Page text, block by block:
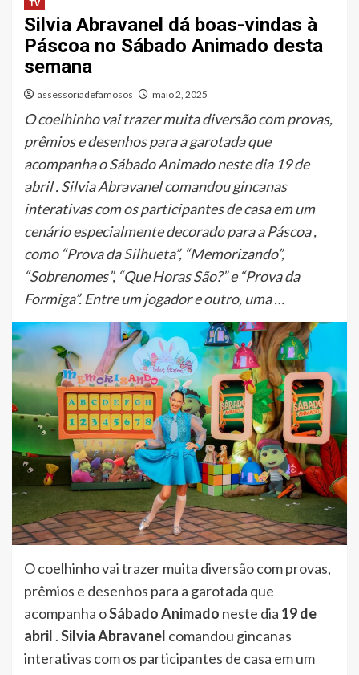
TV
Silvia Abravanel dá boas-vindas à
Páscoa no Sábado Animado desta
semana
assessoriadefamosos maio 2, 2025
O coelhinho vai trazer muita diversão com provas,
prêmios e desenhos para a garotada que
acompanha o Sábado Animado neste dia 19 de
abril . Silvia Abravanel comandou gincanas
interativas com os participantes de casa em um
cenário especialmente decorado para a Páscoa ,
como “Prova da Silhueta”, “Memorizando”,
“Sobrenomes”, “Que Horas São?” e “Prova da
Formiga”. Entre um jogador e outro, uma …
O coelhinho vai trazer muita diversão com provas,
prêmios e desenhos para a garotada que
acompanha oSábado Animado neste dia 19 de
abril .Silvia Abravanel comandou gincanas
interativas com os participantes de casa em um